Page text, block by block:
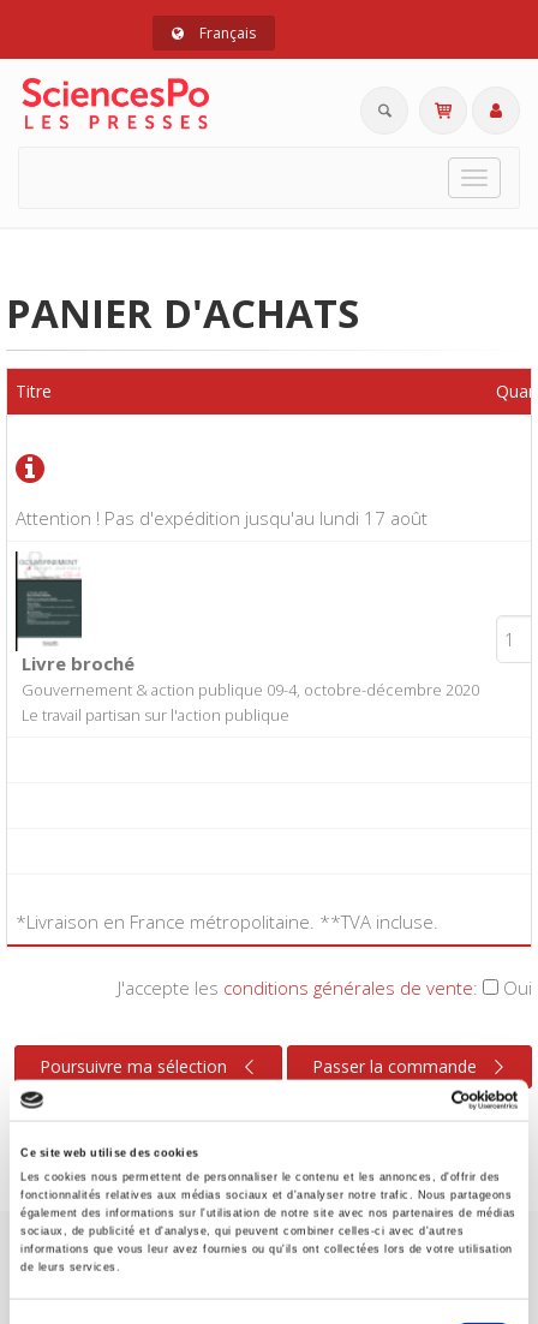
Ce site web utilise des cookies
Les cookies nous permettent de personnaliser le contenu et les annonces, d'offrir des
fonctionnalités relatives aux médias sociaux et d'analyser notre trafic. Nous partageons
également des informations sur l'utilisation de notre site avec nos partenaires de médias
sociaux, de publicité et d'analyse, qui peuvent combiner celles-ci avec d'autres
informations que vous leur avez fournies ou qu'ils ont collectées lors de votre utilisation
de leurs services.
Français
Toggle
PANIER D'ACHATS
Attention ! Pas d'expédition jusqu'au lundi 17 août
Titre
Livre broché
Gouvernement & action publique 09-4, octobre-décembre 2020
Le travail partisan sur l'action publique
*Livraison en France métropolitaine. **TVA incluse.
J'accepte les conditions générales de vente: Oui
Poursuivre ma sélection Passer la commande